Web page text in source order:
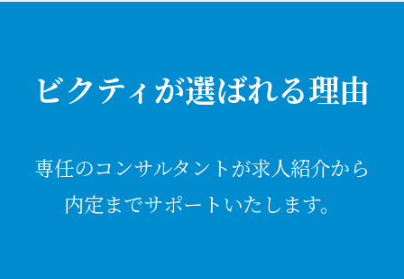
ビクティが選ばれる理由
専任のコンサルタントが求人紹介から
内定までサポートいたします。